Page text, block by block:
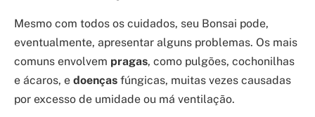
Mesmo com todos os cuidados, seu Bonsai pode,
eventualmente, apresentar alguns problemas. Os mais
comuns envolvem pragas, como pulgões, cochonilhas
e ácaros, e doenças fúngicas, muitas vezes causadas
por excesso de umidade ou má ventilação.